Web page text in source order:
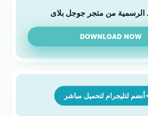
الرسمية من متجر جوجل بلاى
DOWNLOAD NOW
أنضم لتليجرام لتحميل مباشر